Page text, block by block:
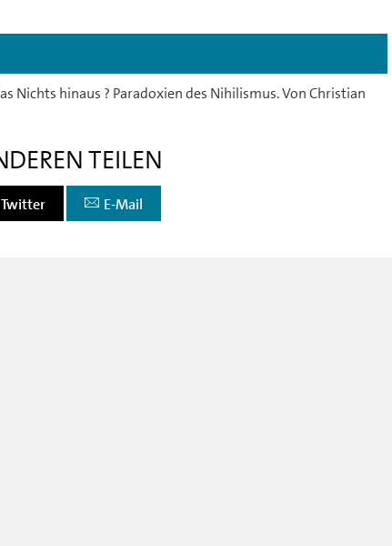
Nichts hinaus ? Paradoxien des Nihilismus. Von Christian
TEILEN
Twitter E-Mail